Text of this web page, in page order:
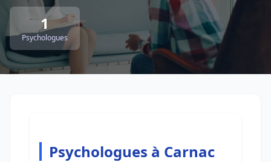
1
Psychologues
Psychologues à Carnac